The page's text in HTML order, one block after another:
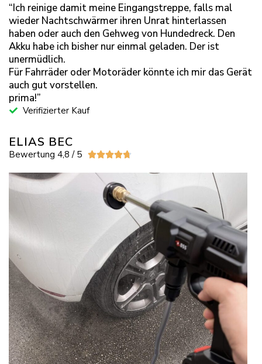
“Ich reinige damit meine Eingangstreppe, falls mal
wieder Nachtschwärmer ihren Unrat hinterlassen
haben oder auch den Gehweg von Hundedreck. Den
Akku habe ich bisher nur einmal geladen. Der ist
unermüdlich.
Für Fahrräder oder Motoräder könnte ich mir das Gerät
auch gut vorstellen.
prima!”
Verifizierter Kauf
ELIAS BEC
Bewertung 4,8 / 5 